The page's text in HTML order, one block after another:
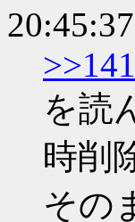
>>141
を読
時削
その